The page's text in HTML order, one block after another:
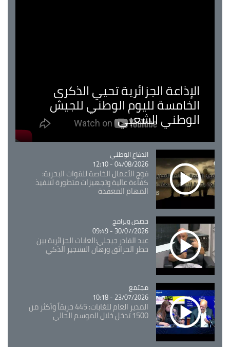
الإذاعة الجزائرية تحيي الذكرى
الخامسة لليوم الوطني للجيش
الوطني الشعبي
Catégorie
الدفاع الوطني
04/08/2026 - 12:10
فوج الأعمال الخاصة للقوات البحرية:
كفاءة عالية وتجهيزات متطورة لتنفيذ
المهام المعقدة
Catégorie
حصص وبرامج
30/07/2026 - 09:49
عبد القادر جيجلي:الغابات الجزائرية بين
خطر الحرائق ورهان التشجير الذكي
Catégorie
مجتمع
23/07/2026 - 10:18
المدير العام للغابات: 445 حريقاً وأكثر من
1500 تدخل خلال الموسم الحالي